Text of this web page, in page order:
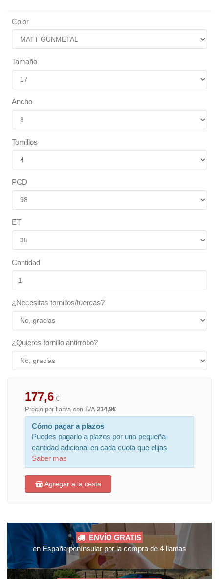
Color
Tamaño
Ancho
Tornillos
PCD
ET
Cantidad
¿Necesitas tornillos/tuercas?
¿Quieres tornillo antirrobo?
177,6 €
Precio por llanta con IVA 214,9€
Cómo pagar a plazos
Puedes pagarlo a plazos por una pequeña
cantidad adicional en cada cuota que elijas
Saber mas
Agregar a la cesta
ENVÍO GRATIS
en España penínsular por la compra de 4 llantas